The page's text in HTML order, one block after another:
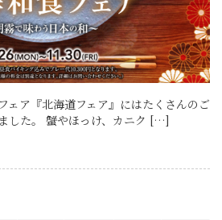
ェア『北海道フェア』にはたくさんのご
した。 蟹やほっけ、カニク […]